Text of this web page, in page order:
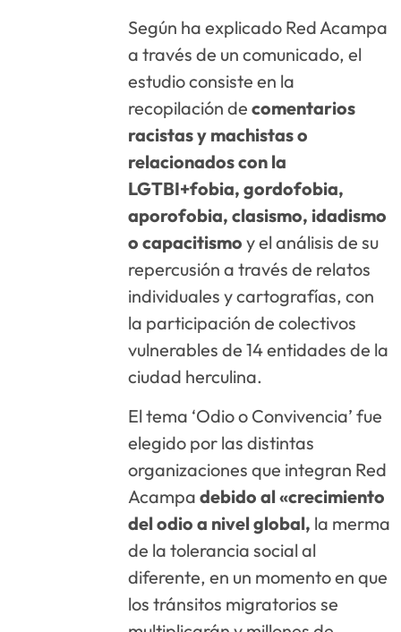
Según ha explicado Red Acampa
a través de un comunicado, el
estudio consiste en la
recopilación decomentarios
racistas y machistas o
relacionados con la
LGTBI+fobia, gordofobia,
aporofobia, clasismo, idadismo
o capacitismo y el análisis de su
repercusión a través de relatos
individuales y cartografías, con
la participación de colectivos
vulnerables de 14 entidades de la
ciudad herculina.
El tema ‘Odio o Convivencia’ fue
elegido por las distintas
organizaciones que integran Red
Acampadebido al «crecimiento
del odio a nivel global, la merma
de la tolerancia social al
diferente, en un momento en que
los tránsitos migratorios se